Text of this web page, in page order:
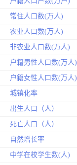
常住人口数(万人)
农业人口数(万人)
非农业人口数(万人)
户籍男性人口数(万人)
户籍女性人口数(万人)
城镇化率
出生人口（人）
死亡人口（人）
自然增长率
中学在校学生数(人)